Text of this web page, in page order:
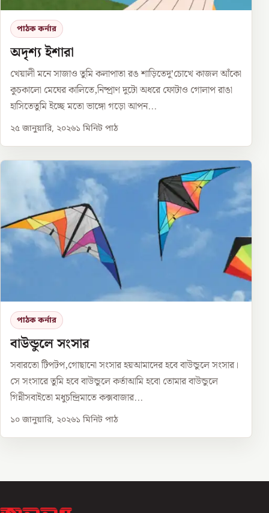
পাঠক কর্নার
অদৃশ্য ইশারা
খেয়ালী মনে সাজাও তুমি কলাপাতা রঙ শাড়িতেদু’চোখে কাজল আঁকো
কুচকালো মেঘের কালিতে,নিষ্প্রাণ দুটো অধরে ফোটাও গোলাপ রাঙা
হাসিতেতুমি ইচ্ছে মতো ভাঙ্গো গড়ো আপন...
২৫ জানুয়ারি, ২০২৬১ মিনিট পাঠ
পাঠক কর্নার
বাউন্ডুলে সংসার
সবারতো টিপটপ,গোছানো সংসার হয়আমাদের হবে বাউন্ডুলে সংসার।
সে সংসারে তুমি হবে বাউন্ডুলে কর্তাআমি হবো তোমার বাউন্ডুলে
গিন্নীসবাইতো মধুচন্দ্রিমাতে কক্সবাজার...
১০ জানুয়ারি, ২০২৬১ মিনিট পাঠ